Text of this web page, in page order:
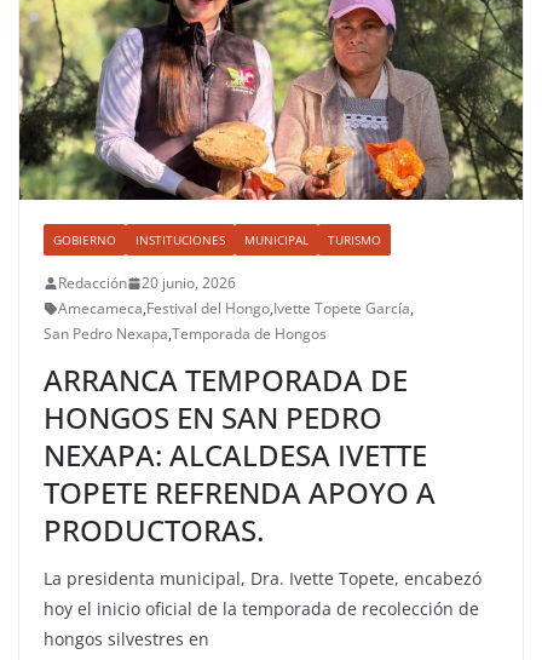
GOBIERNO INSTITUCIONES MUNICIPAL TURISMO
Redacción
20 junio, 2026
Amecameca,Festival del Hongo,Ivette Topete García,
San Pedro Nexapa,Temporada de Hongos
ARRANCA TEMPORADA DE
HONGOS EN SAN PEDRO
NEXAPA: ALCALDESA IVETTE
TOPETE REFRENDA APOYO A
PRODUCTORAS.
La presidenta municipal, Dra. Ivette Topete, encabezó
hoy el inicio oficial de la temporada de recolección de
hongos silvestres en